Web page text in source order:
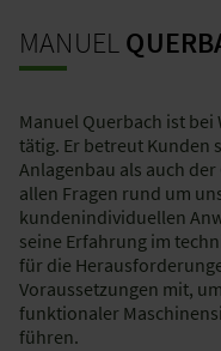
MANUEL
Manuel Querbach ist bei
tätig. Er betreut Kunden
Anlagenbau als auch
allen Fragen rund um
kundenindividuellen
seine Erfahrung im
für die
Voraussetzungen mit,
funktionaler
führen.